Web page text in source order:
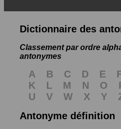
Dictionnaire des
Classement par ordre
antonymes
A B C D E
K
L M N O
U
V W X Y
Antonyme définition